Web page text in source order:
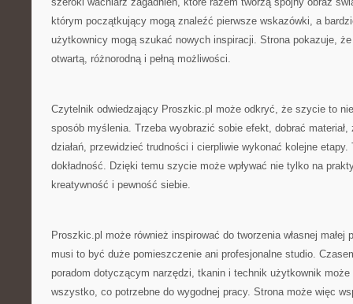
którym początkujący mogą znaleźć pierwsze wskazówki, a
użytkownicy mogą szukać nowych inspiracji. Strona pokazuje,
otwartą, różnorodną i pełną możliwości.
Czytelnik odwiedzający Proszkic.pl może odkryć, że szycie to
sposób myślenia. Trzeba wyobrazić sobie efekt, dobrać materiał,
działań, przewidzieć trudności i cierpliwie wykonać kolejne
dokładność. Dzięki temu szycie może wpływać nie tylko na
kreatywność i pewność siebie.
Proszkic.pl może również inspirować do tworzenia własnej małej
musi to być duże pomieszczenie ani profesjonalne studio.
poradom dotyczącym narzędzi, tkanin i technik użytkownik może
wszystko, co potrzebne do wygodnej pracy. Strona może więc